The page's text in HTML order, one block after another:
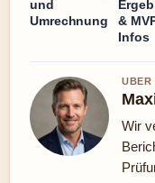
und
Umrechnung
&
Infos
UBER
Wir